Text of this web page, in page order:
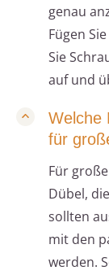
genau
Fügen
Sie
auf und
Welche
für
Für
Dübel,
sollten
mit den
werden.